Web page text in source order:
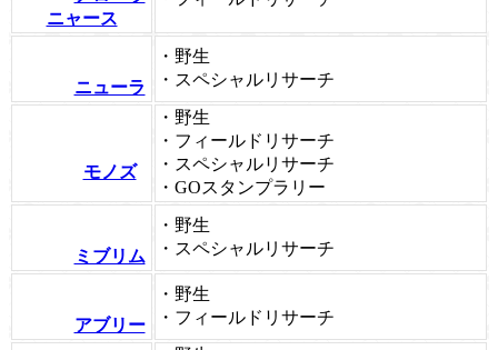
ニャース
ニューラ
・野生
・スペシャルリサーチ
モノズ
・野生
・フィールドリサーチ
・スペシャルリサーチ
・GOスタンプラリー
ミブリム
・野生
・スペシャルリサーチ
アブリー
・野生
・フィールドリサーチ